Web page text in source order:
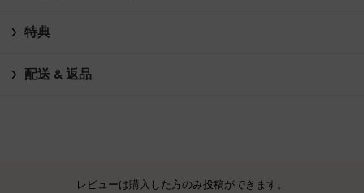
特典
配送 & 返品
レビューは購入した方のみ投稿ができます。